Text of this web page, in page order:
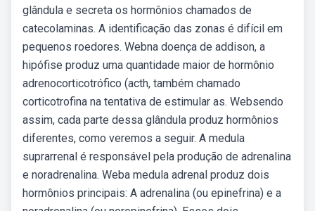
glândula e secreta os hormônios chamados de
catecolaminas. A identificação das zonas é difícil em
pequenos roedores. Webna doença de addison, a
hipófise produz uma quantidade maior de hormônio
adrenocorticotrófico (acth, também chamado
corticotrofina na tentativa de estimular as. Websendo
assim, cada parte dessa glândula produz hormônios
diferentes, como veremos a seguir. A medula
suprarrenal é responsável pela produção de adrenalina
e noradrenalina. Weba medula adrenal produz dois
hormônios principais: A adrenalina (ou epinefrina) e a